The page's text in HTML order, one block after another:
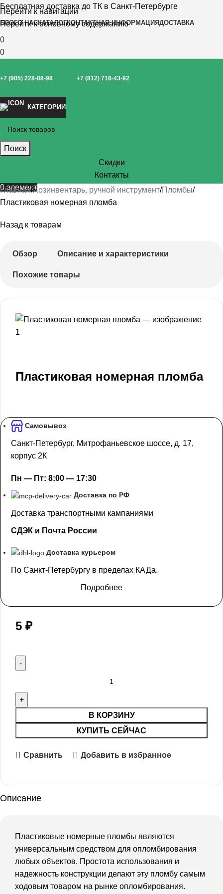
Перейти к навигации
Перейти к основному содержанию
Бесплатная доставка до ТК в Санкт-Петербурге
БЛОГО НАСКАТАЛОГКОНТАКТНАЯ ИНФОРМАЦИЯДОСТАВКА
0
0
+7 (905) 228-08-98 +7 (812) 716-43-92
КАТЕГОРИИ
Поиск
Скидки
Контакты
0элемент
Главная Хозинвентарь, ручной инструмент Пломбы
Пластиковая номерная пломба
Назад к товарам
Обзор Описание и характеристики
Похожие товары
Пластиковая номерная пломба
Самовывоз
Санкт-Петербург, Митрофаньевское шоссе, д. 17,
корпус 2К
Пн — Пт: 8:00 — 17:30
Доставка по РФ
Доставка транспортными кампаниями
СДЭК и Почта России
Доставка курьером
По Санкт-Петербургу в пределах КАДа.
Подробнее
5 ₽
В КОРЗИНУ
КУПИТЬ СЕЙЧАС
Сравнить Добавить в избранное
Описание
Пластиковые номерные пломбы являются
универсальным средством для опломбирования
любых объектов. Простота использования и
надежность конструкции делают эту пломбу самым
ходовым товаром на рынке опломбирования.